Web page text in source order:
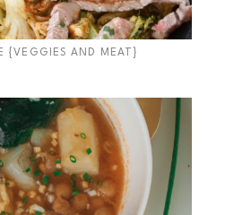
{VEGGIES AND MEAT}